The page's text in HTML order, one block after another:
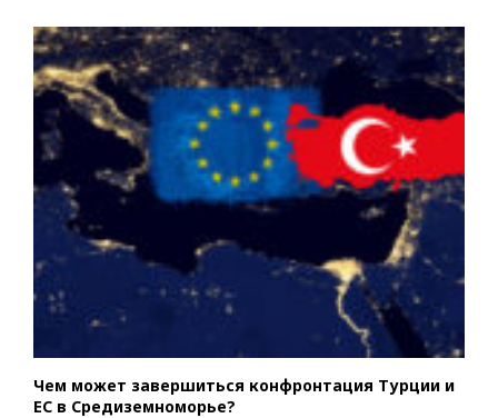
Чем может завершиться конфронтация Турции и
ЕС в Средиземноморье?